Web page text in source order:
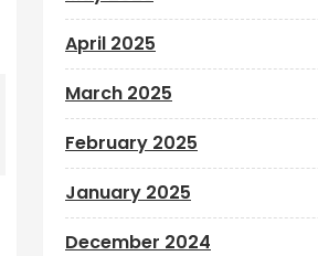
April 2025
March 2025
February 2025
January 2025
December 2024